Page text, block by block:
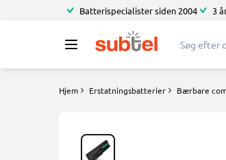
Batterispecialister siden 2004 3
Hjem Erstatningsbatterier Bærbare